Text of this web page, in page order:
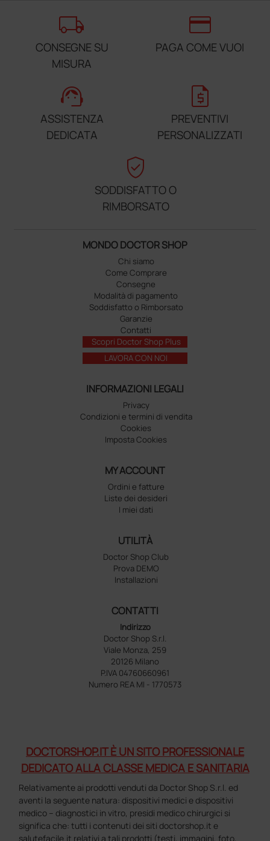
local_shipping
CONSEGNE SU
MISURA
credit_card
PAGA COME VUOI
support_agent
ASSISTENZA
DEDICATA
request_quote
PREVENTIVI
PERSONALIZZATI
verified_user
SODDISFATTO O
RIMBORSATO
MONDO DOCTOR SHOP
Chi siamo
Come Comprare
Consegne
Modalità di pagamento
Soddisfatto o Rimborsato
Garanzie
Contatti
Scopri Doctor Shop Plus
LAVORA CON NOI
INFORMAZIONI LEGALI
Privacy
Condizioni e termini di vendita
Cookies
Imposta Cookies
MY ACCOUNT
Ordini e fatture
Liste dei desideri
I miei dati
UTILITÀ
Doctor Shop Club
Prova DEMO
Installazioni
CONTATTI
Indirizzo
Doctor Shop S.r.l.
Viale Monza, 259
20126 Milano
P.IVA 04760660961
Numero REA MI - 1770573
DOCTORSHOP.IT È UN SITO PROFESSIONALE
DEDICATO ALLA CLASSE MEDICA E SANITARIA
Relativamente ai prodotti venduti da Doctor Shop S.r.l. ed
aventi la seguente natura: dispositivi medici e dispositivi
medico – diagnostici in vitro, presidi medico chirurgici si
significa che: tutti i contenuti dei siti doctorshop.it e
salutefacile.it relativi a tali prodotti (testi, immagini, foto,